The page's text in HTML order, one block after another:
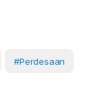
#Perdesaan